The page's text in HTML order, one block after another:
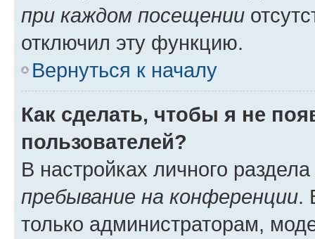
при каждом посещении
отключил эту функцию.
Вернуться к началу
Как сделать, чтобы я не
пользователей?
В настройках личного
пребывание на конференции.
только администраторам,